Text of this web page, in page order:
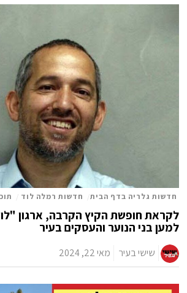
חדשות גלריה בדף הבית חדשות רמלה לוד
לקראת חופשת הקיץ הקרבה, ארגון
למען בני הנוער והעסקים בעיר
שישי בעיר מאי 22, 2024